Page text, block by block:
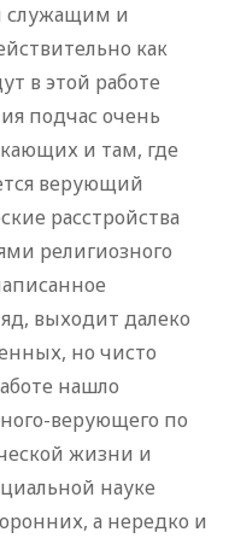
служащим и
как
в этой работе
подчас очень
и там, где
верующий
расстройства
религиозного
выходит далеко
но чисто
нашло
верующего по
жизни и
науке
а нередко и